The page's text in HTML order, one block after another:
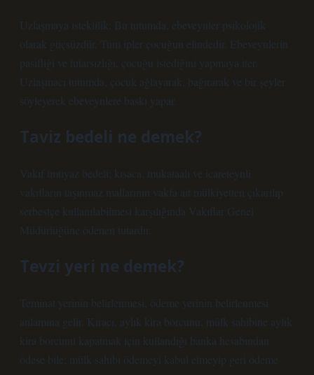
Uzlaşmaya isteklilik: Bu tutumda, ebeveynler psikolojik
olarak güçsüzdür. Tüm ipler çocuğun elindedir. Ebeveynlerin
pasifliği ve tutarsızlığı, çocuğu istediğini yapmaya iter.
Uzlaşmacı tutumda, çocuk ağlayarak, bağırarak ve bir şeyler
söyleyerek ebeveynlere baskı yapar.
Taviz bedeli ne demek?
Vakıf imtiyaz bedeli; kısaca, mukataalı ve icareteynli
vakıfların taşınmaz mallarının vakfa ait mülkiyetten çıkarılıp
serbestçe kullanılabilmesi karşılığında Vakıflar Genel
Müdürlüğüne ödenen tutardır.
Tevzi yeri ne demek?
Teminat yerinin belirlenmesi, ödeme yerinin belirlenmesi
anlamına gelir. Kiracı, aylık kira borcunu, mülk sahibine aylık
kira borcunu kapatmak için kullandığı banka hesabından
ödese bile; mülk sahibi ödemeyi kabul etmeyip geri ödeme